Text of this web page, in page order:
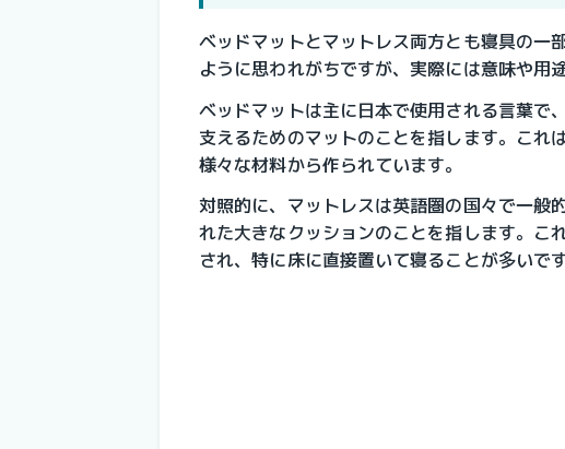
ベッドマットとマットレス両方とも寝具の一
ように思われがちですが、実際には意味や用
ベッドマットは主に日本で使用される言葉で
支えるためのマットのことを指します。これ
様々な材料から作られています。
対照的に、マットレスは英語圏の国々で一般
れた大きなクッションのことを指します。こ
され、特に床に直接置いて寝ることが多いです